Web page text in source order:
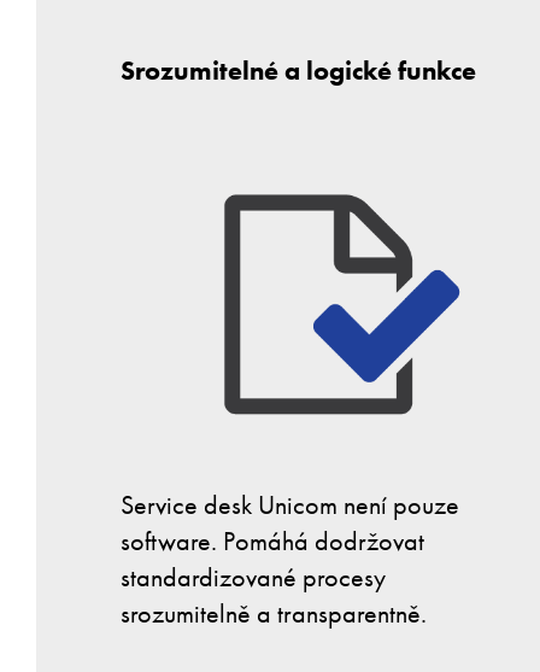
Srozumitelné a logické funkce
Service desk Unicom není pouze
software. Pomáhá dodržovat
standardizované procesy
srozumitelně a transparentně.